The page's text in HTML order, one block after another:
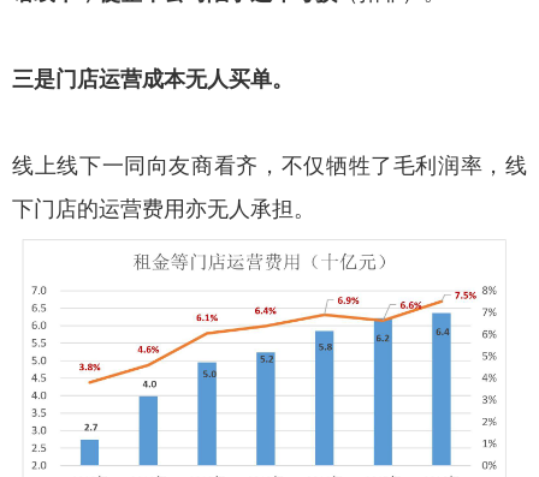
三是门店运营成本无人买单。
线上线下一同向友商看齐，不仅牺牲了毛利润率，线
下门店的运营费用亦无人承担。